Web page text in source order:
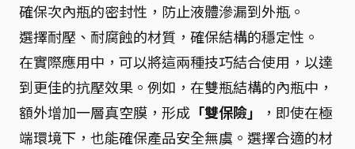
確保次內瓶的密封性，防止液體滲漏到外瓶。
選擇耐壓、耐腐蝕的材質，確保結構的穩定性。
在實際應用中，可以將這兩種技巧結合使用，以達
到更佳的抗壓效果。例如，在雙瓶結構的內瓶中，
額外增加一層真空膜，形成 「雙保險」
，即使在極
端環境下，也能確保產品安全無虞。選擇合適的材